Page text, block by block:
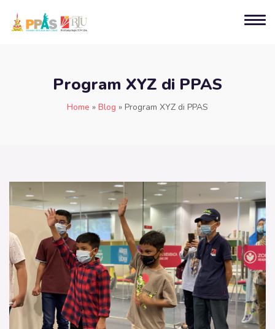
Program XYZ di PPAS
Home » Blog » Program XYZ di PPAS